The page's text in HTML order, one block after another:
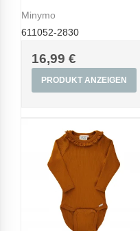
Minymo
611052-2830
16,99 €
PRODUKT ANZEIGEN